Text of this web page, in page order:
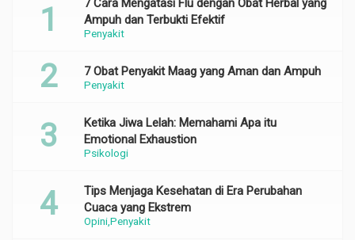
Penyakit
7 Cara Mengatasi Flu dengan Obat Herbal yang
Ampuh dan Terbukti Efektif
Penyakit
7 Obat Penyakit Maag yang Aman dan Ampuh
Psikologi
Ketika Jiwa Lelah: Memahami Apa itu
Emotional Exhaustion
OpiniPenyakit
Tips Menjaga Kesehatan di Era Perubahan
Cuaca yang Ekstrem